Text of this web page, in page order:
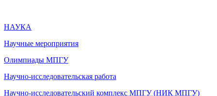
НАУКА
Научные мероприятия
Олимпиады МПГУ
Научно-исследовательская работа
Научно-исследовательский комплекс МПГУ (НИК МПГУ)